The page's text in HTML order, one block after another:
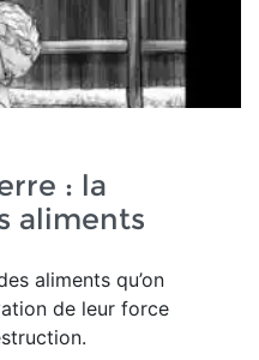
: la
aliments
aliments qu’on
de leur force